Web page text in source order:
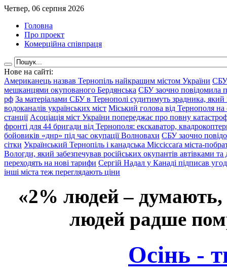
Четвер, 06 серпня 2026
Головна
Про проект
Комерційна співпраця
Нове на сайті:
Американець назвав Тернопіль найкращим містом України СБУ
мешканцями окупованого Бердянська СБУ заочно повідомила
рф За матеріалами СБУ в Тернополі судитимуть зрадника, який
водоканалів українських міст Міський голова від Тернополя
станції Асоціація міст України попереджає про повну
фронті для 44 бригади від Тернополя: екскаватор,
бойовиків «днр» під час окупації Волновахи СБУ заочно
сітки Український Тернопіль і канадська Міссіссаґа міста-
Вологди, який забезпечував російських окупантів автівками
переходять на нові тарифи Сергій Надал у Канаді підписав
інші міста теж переглядають ціни
«2% людей –
людей радше
Осінь -